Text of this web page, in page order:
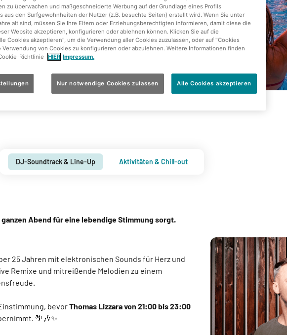
DJ-Soundtrack & Line-Up Aktivitäten & Chill-out
Abend für eine lebendige Stimmung sorgt.
25 Jahren mit elektronischen Sounds für Herz und
Remixe und mitreißende Melodien zu einem
bevorThomas Lizzara von 21:00 bis 23:00
🌴🎶✨
zu überwachen und maßgeschneiderte Werbung auf der Grundlage eines Profils
aus den Surfgewohnheiten der Nutzer (z.B. besuchte Seiten) erstellt wird. Wenn Sie unter
alt sind, müssen Sie Ihre Eltern oder Erziehungsberechtigten informieren, damit diese die
Website akzeptieren, konfigurieren oder ablehnen können. Klicken Sie auf die
Cookies akzeptieren", um die Verwendung aller Cookies zuzulassen, oder auf "Cookies
Verwendung von Cookies zu konfigurieren oder abzulehnen. Weitere Informationen finden
Richtlinie
HIER Impressum.
Nur notwendige Cookies zulassen Alle Cookies akzeptieren